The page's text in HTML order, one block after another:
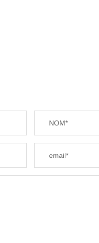
NOM*
email*